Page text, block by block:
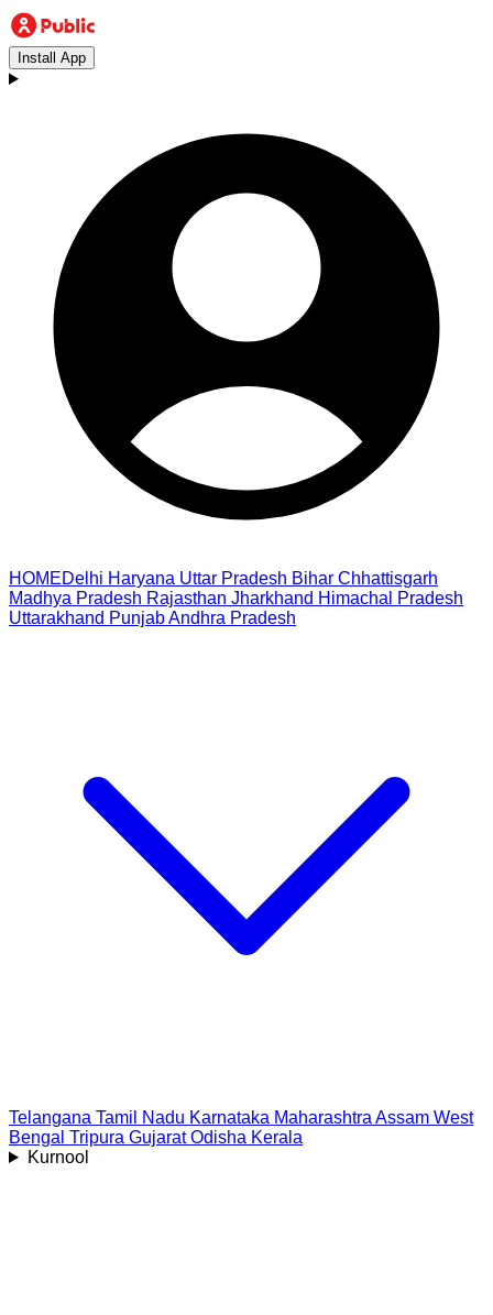
Install App
HOMEDelhi Haryana Uttar Pradesh Bihar Chhattisgarh
Madhya Pradesh Rajasthan Jharkhand Himachal Pradesh
Uttarakhand PunjabAndhra Pradesh
Telangana Tamil Nadu Karnataka Maharashtra Assam West
Bengal Tripura Gujarat Odisha Kerala
Kurnool